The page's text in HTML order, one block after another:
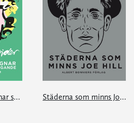
En av dessa morgnar ska du stiga upp sjungande Städerna som minns Joe Hill